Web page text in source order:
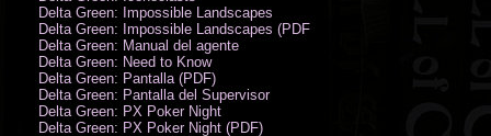
Delta Green: Impossible Landscapes
Delta Green: Impossible Landscapes (PDF - Espiral)
Delta Green: Manual del agente
Delta Green: Need to Know
Delta Green: Pantalla (PDF)
Delta Green: Pantalla del Supervisor
Delta Green: PX Poker Night
Delta Green: PX Poker Night (PDF)